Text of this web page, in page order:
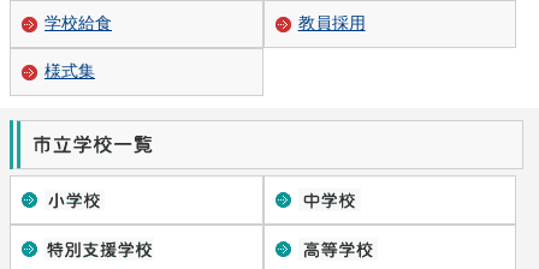
学校給食 教員採用
様式集